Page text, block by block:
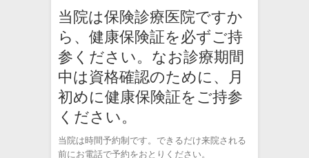
当院は保険診療医院ですか
ら、健康保険証を必ずご持
参ください。なお診療期間
中は資格確認のために、月
初めに健康保険証をご持参
ください。
当院は時間予約制です。できるだけ来院される
前にお電話で予約をおとりください。